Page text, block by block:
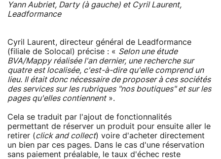
Yann Aubriet, Darty (à gauche) et Cyril Laurent,
Leadformance
Cyril Laurent, directeur général de Leadformance
(filiale de Solocal) précise : « Selon une étude
BVA/Mappy réalisée l'an dernier, une recherche sur
quatre est localisée, c'est-à-dire qu'elle comprend un
lieu. Il était donc nécessaire de proposer à ces sociétés
des services sur les rubriques "nos boutiques" et sur les
pages qu'elles contiennent».
Cela se traduit par l'ajout de fonctionnalités
permettant de réserver un produit pour ensuite aller le
retirer (click and collect) voire d'acheter directement
un bien par ces pages. Dans le cas d'une réservation
sans paiement préalable, le taux d'échec reste